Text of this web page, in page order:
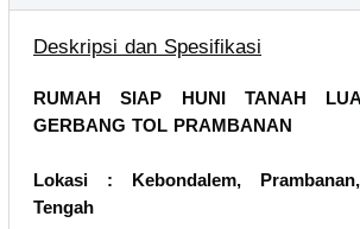
Deskripsi dan Spesifikasi
RUMAH SIAP HUNI TANAH
GERBANG TOL PRAMBANAN
Lokasi : Kebondalem,
Tengah